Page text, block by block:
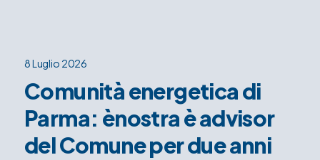
8 Luglio 2026
Comunità energetica di
Parma: ènostra è advisor
del Comune per due anni